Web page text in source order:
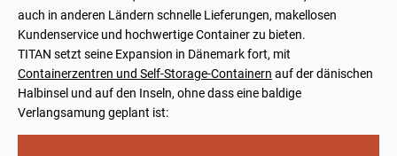
auch in anderen Ländern schnelle Lieferungen, makellosen
Kundenservice und hochwertige Container zu bieten.
TITAN setzt seine Expansion in Dänemark fort, mit
Containerzentren und Self-Storage-Containern auf der dänischen
Halbinsel und auf den Inseln, ohne dass eine baldige
Verlangsamung geplant ist: